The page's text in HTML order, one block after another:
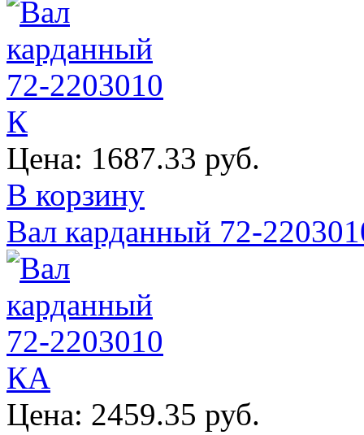
Цена: 1687.33 руб.
В корзину
Вал карданный 72-
Цена: 2459.35 руб.